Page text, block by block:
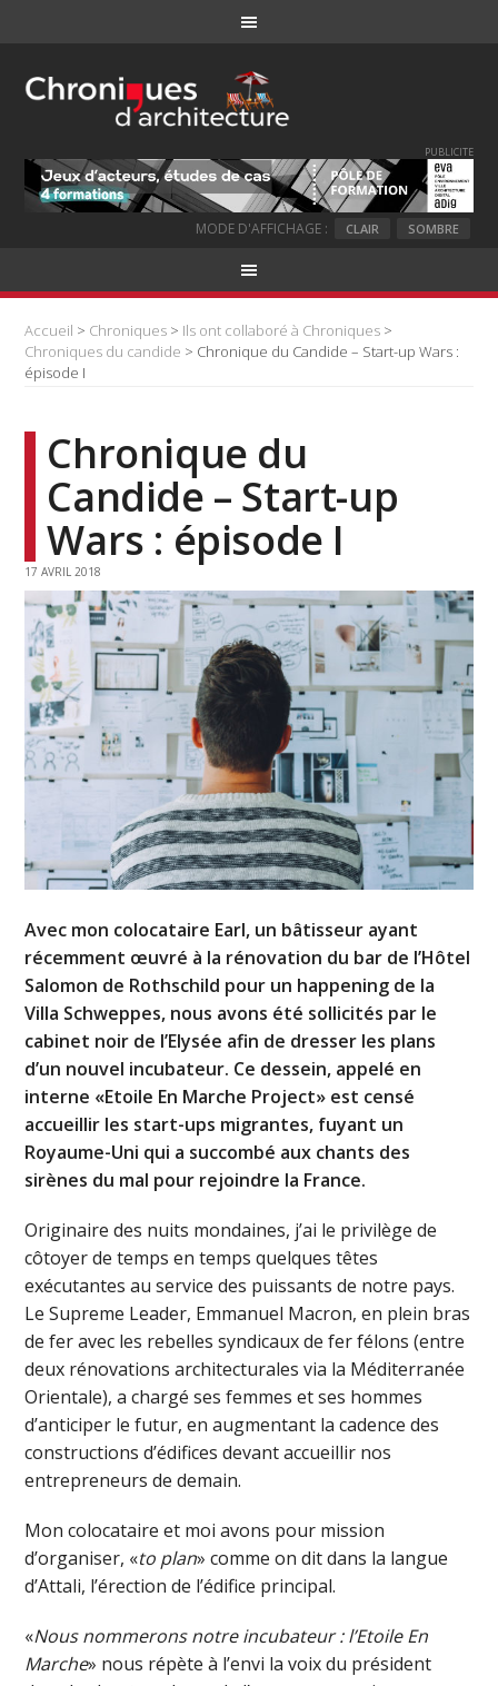
PUBLICITE
MODE D'AFFICHAGE : CLAIR SOMBRE
Accueil > Chroniques > Ils ont collaboré à Chroniques >
Chroniques du candide > Chronique du Candide – Start-up Wars :
épisode I
Chronique du
Candide – Start-up
Wars : épisode I
17 AVRIL 2018
Avec mon colocataire Earl, un bâtisseur ayant
récemment œuvré à la rénovation du bar de l’Hôtel
Salomon de Rothschild pour un happening de la
Villa Schweppes, nous avons été sollicités par le
cabinet noir de l’Elysée afin de dresser les plans
d’un nouvel incubateur. Ce dessein, appelé en
interne «Etoile En Marche Project» est censé
accueillir les start-ups migrantes, fuyant un
Royaume-Uni qui a succombé aux chants des
sirènes du mal pour rejoindre la France.
Originaire des nuits mondaines, j’ai le privilège de
côtoyer de temps en temps quelques têtes
exécutantes au service des puissants de notre pays.
Le Supreme Leader, Emmanuel Macron, en plein bras
de fer avec les rebelles syndicaux de fer félons (entre
deux rénovations architecturales via la Méditerranée
Orientale), a chargé ses femmes et ses hommes
d’anticiper le futur, en augmentant la cadence des
constructions d’édifices devant accueillir nos
entrepreneurs de demain.
Mon colocataire et moi avons pour mission
d’organiser, «to plan» comme on dit dans la langue
d’Attali, l’érection de l’édifice principal.
«Nous nommerons notre incubateur : l’Etoile En
Marche» nous répète à l’envi la voix du président